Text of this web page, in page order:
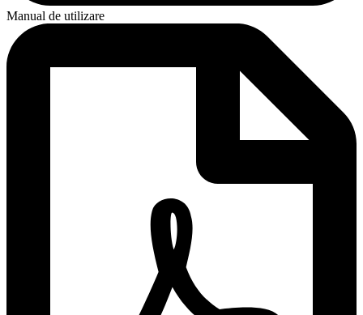
Manual de utilizare